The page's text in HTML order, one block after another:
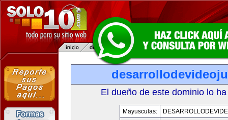
El dueño de este dominio lo
Mayusculas: